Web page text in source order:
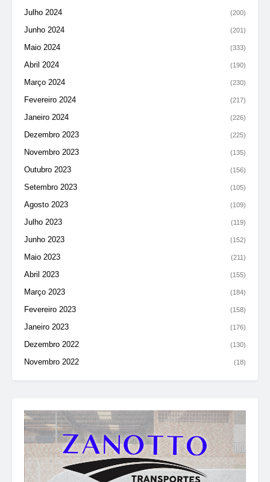
Julho 2024 (200)
Junho 2024 (201)
Maio 2024 (333)
Abril 2024 (190)
Março 2024 (230)
Fevereiro 2024 (217)
Janeiro 2024 (226)
Dezembro 2023 (225)
Novembro 2023 (135)
Outubro 2023 (156)
Setembro 2023 (105)
Agosto 2023 (109)
Julho 2023 (119)
Junho 2023 (152)
Maio 2023 (211)
Abril 2023 (155)
Março 2023 (184)
Fevereiro 2023 (158)
Janeiro 2023 (176)
Dezembro 2022 (130)
Novembro 2022 (18)